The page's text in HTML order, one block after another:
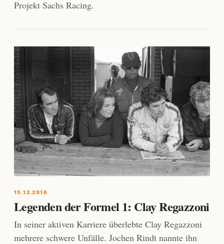
Projekt Sachs Racing.
15.12.2016
Legenden der Formel 1: Clay Regazzoni
In seiner aktiven Karriere überlebte Clay Regazzoni
mehrere schwere Unfälle. Jochen Rindt nannte ihn